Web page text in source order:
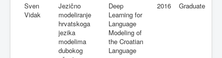
Sven
Vidak
Jezično
modeliranje
hrvatskoga
jezika
modelima
dubokog
Deep
Learning for
Language
Modeling of
the Croatian
Language
2016 Graduate